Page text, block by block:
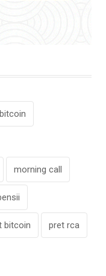
bitcoin
morning call
bitcoin pret rca